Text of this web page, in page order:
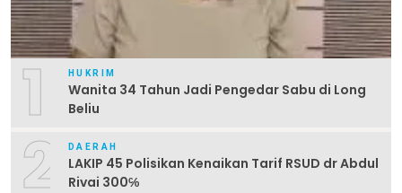
1 HUKRIM
Wanita 34 Tahun Jadi Pengedar Sabu di Long
Beliu
2 DAERAH
LAKIP 45 Polisikan Kenaikan Tarif RSUD dr Abdul
Rivai 300℅